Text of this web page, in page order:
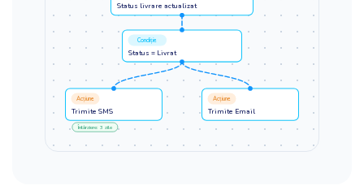
Status livrare actualizat
Condiție
Status = Livrat
Acțiune
Trimite SMS
Acțiune
Trimite Email
Întârziere: 3 zile